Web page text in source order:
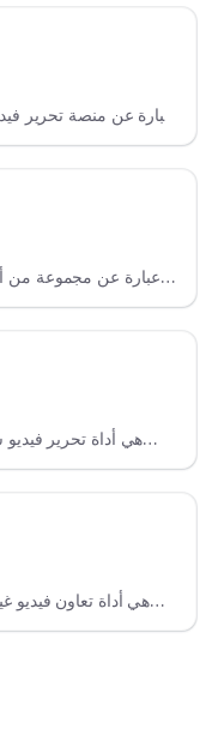
العاديين التي تساعد في دمج مقاطع الفيديو وضغطها وتغيير حجمها.
للمستخدمين بتسجيل الشاشة والتعليق على مقاطع الفيديو.